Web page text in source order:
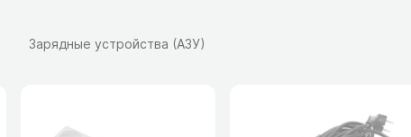
Зарядные устройства (АЗУ)